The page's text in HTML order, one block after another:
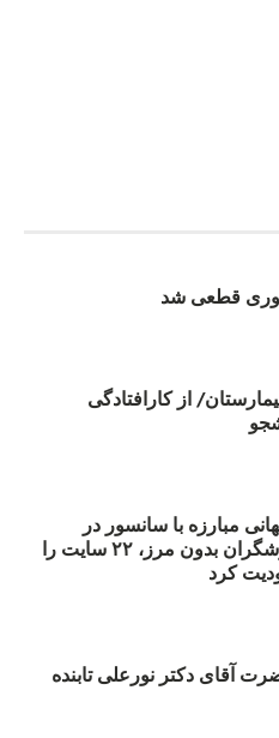
قطعی شد
از کارافتادگی
روز جهانی مبارزه با سانسور در
اینترنت: #آزادی هم‌آیند گزارشگران‌ بدون مرز، ۲۲ سایت را
کرد
آقای دکتر نورعلی تابنده